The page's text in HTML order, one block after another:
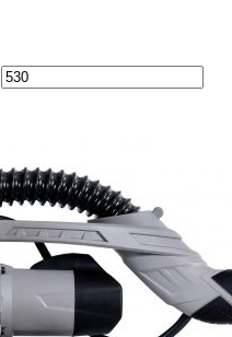
Precio
máximo